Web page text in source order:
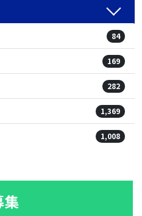
84
169
282
1,369
1,008
集